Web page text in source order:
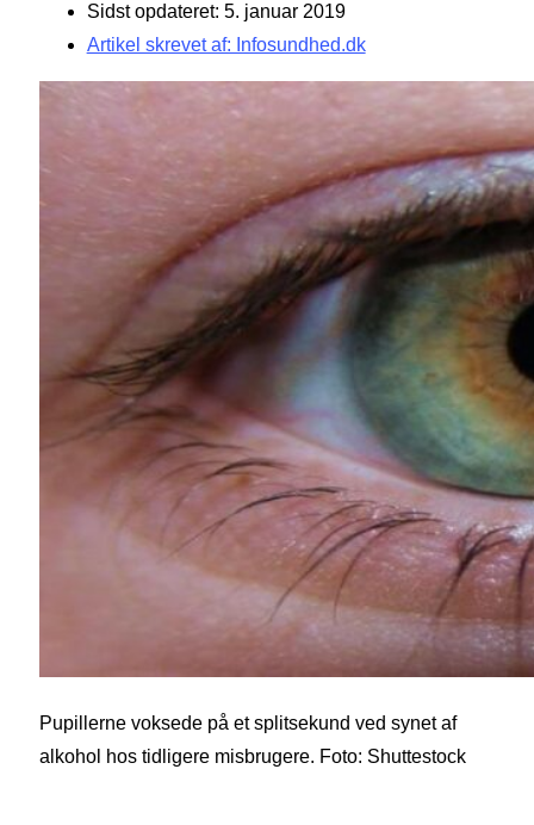
Sidst opdateret: 5. januar 2019
Artikel skrevet af: Infosundhed.dk
Pupillerne voksede på et splitsekund ved synet af
alkohol hos tidligere misbrugere. Foto: Shuttestock